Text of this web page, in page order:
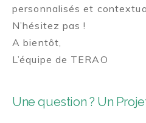
Une question ? Un
personnalisés et
N’hésitez pas !
A bientôt,
L’équipe de TERAO